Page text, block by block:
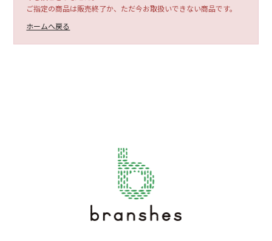
ご指定の商品は販売終了か、ただ今お取扱いできない商品です。
ホームへ戻る